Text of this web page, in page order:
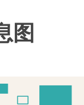
图